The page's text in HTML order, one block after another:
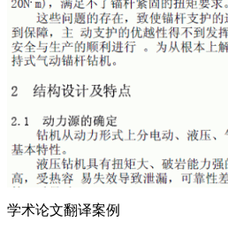
学术论文翻译案例